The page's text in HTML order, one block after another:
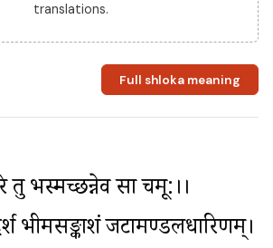
translations.
Full shloka meaning
तु भस्मच्छन्नेव सा चमू:।।
भीमसङ्काशं जटामण्डलधारिणम्।